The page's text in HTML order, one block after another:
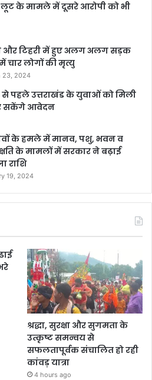
के मामले में दूसरे आरोपी को भी
और टिहरी में हुए अलग अलग सड़क
चार लोगों की मृत्यु
23, 2024
पहले उत्तराखंड के युवाओं को मिली
सकेंगे आवेदन
के हमले में मानव, पशु, भवन व
के मामलों में सरकार ने बढ़ाई
राशि
19, 2024
श्रद्धा, सुरक्षा और सुगमता के
उत्कृष्ट समन्वय से
सफलतापूर्वक संचालित हो रही
कांवड़ यात्रा
4 hours ago